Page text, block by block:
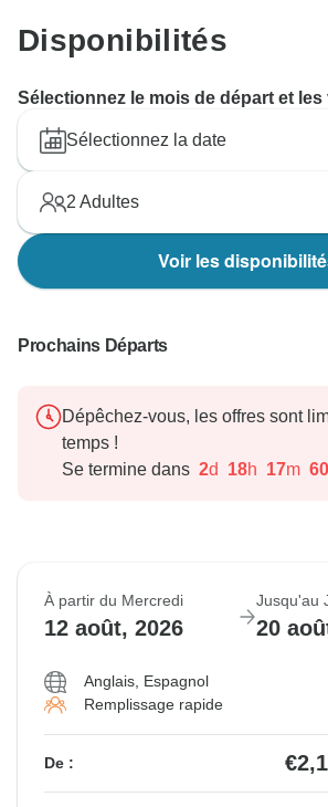
Disponibilités
Sélectionnez le mois de départ et
Sélectionnez la date
2 Adultes
Voir les
Prochains Départs
Dépêchez-vous, les offres sont
temps !
Se termine dans 2d 18h 17m 59
À partir du Mercredi
12 août, 2026
Jusqu'au
20
Anglais, Espagnol
Remplissage rapide
De :